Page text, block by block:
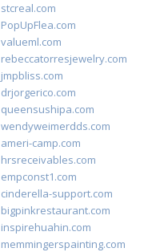
stcreal.com
PopUpFlea.com
valueml.com
rebeccatorresjewelry.com
jmpbliss.com
drjorgerico.com
queensushipa.com
wendyweimerdds.com
ameri-camp.com
hrsreceivables.com
empconst1.com
cinderella-support.com
bigpinkrestaurant.com
inspirehuahin.com
memmingerspainting.com